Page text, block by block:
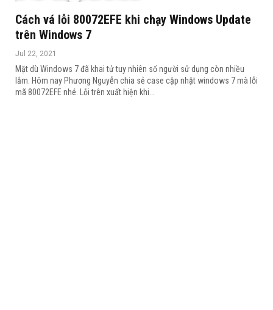
Cách vá lỗi 80072EFE khi chạy Windows Update
trên Windows 7
Jul 22, 2021
Mặt dù Windows 7 đã khai tử tuy nhiên số người sử dụng còn nhiều
lắm. Hôm nay Phương Nguyễn chia sẻ case cập nhật windows 7 mà lỗi
mã 80072EFE nhé.
Lỗi trên xuất hiện khi